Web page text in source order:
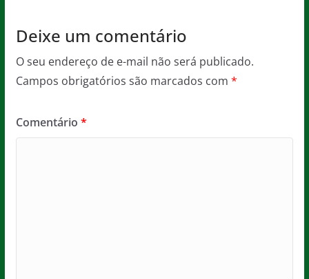
Deixe um comentário
O seu endereço de e-mail não será publicado.
Campos obrigatórios são marcados com *
Comentário *